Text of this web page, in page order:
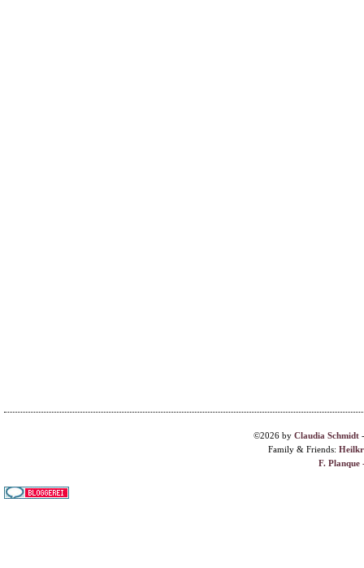
©2026 by Claudia Schmidt
Family & Friends:
F. Planque